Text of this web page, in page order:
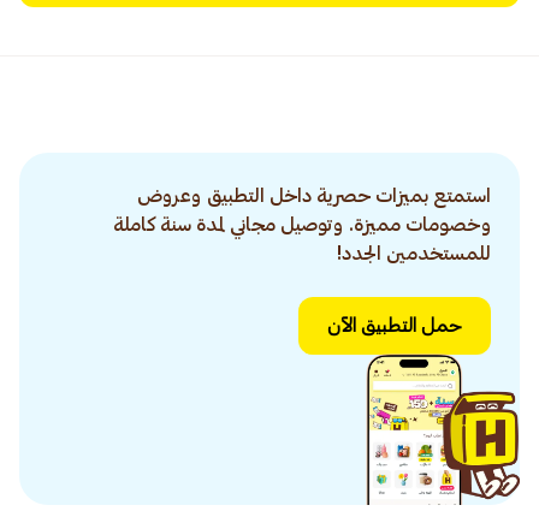
استمتع بميزات حصرية داخل التطبيق وعروض
وخصومات مميزة. وتوصيل مجاني لمدة سنة كاملة
للمستخدمين الجدد!
حمل التطبيق الآن